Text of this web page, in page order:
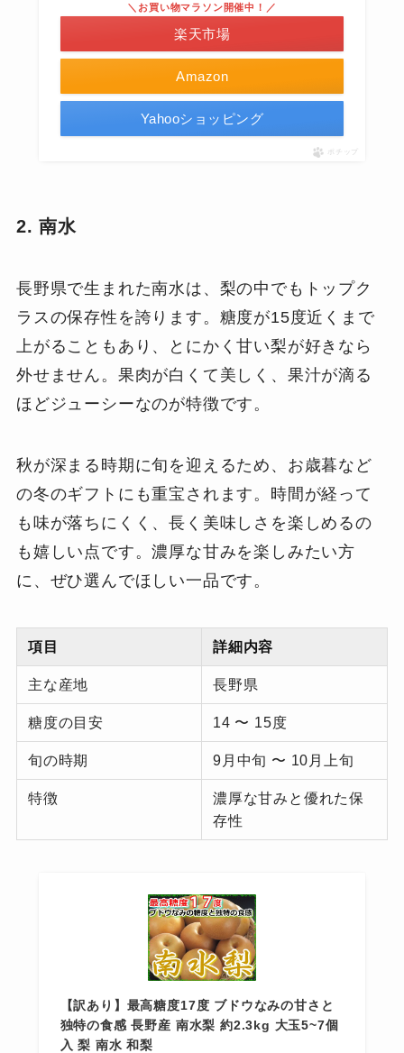
Amazon
＼お買い物マラソン開催中！／
楽天市場
Yahooショッピング
ポチップ
2. 南水
長野県で生まれた南水は、梨の中でもトップク
ラスの保存性を誇ります。糖度が15度近くまで
上がることもあり、とにかく甘い梨が好きなら
外せません。果肉が白くて美しく、果汁が滴る
ほどジューシーなのが特徴です。
秋が深まる時期に旬を迎えるため、お歳暮など
の冬のギフトにも重宝されます。時間が経って
も味が落ちにくく、長く美味しさを楽しめるの
も嬉しい点です。濃厚な甘みを楽しみたい方
に、ぜひ選んでほしい一品です。
項目 詳細内容
主な産地 長野県
糖度の目安 14 〜 15度
旬の時期 9月中旬 〜 10月上旬
特徴
濃厚な甘みと優れた保
存性
【訳あり】最高糖度17度 ブドウなみの甘さと
独特の食感 長野産 南水梨 約2.3kg 大玉5~7個
入 梨 南水 和梨